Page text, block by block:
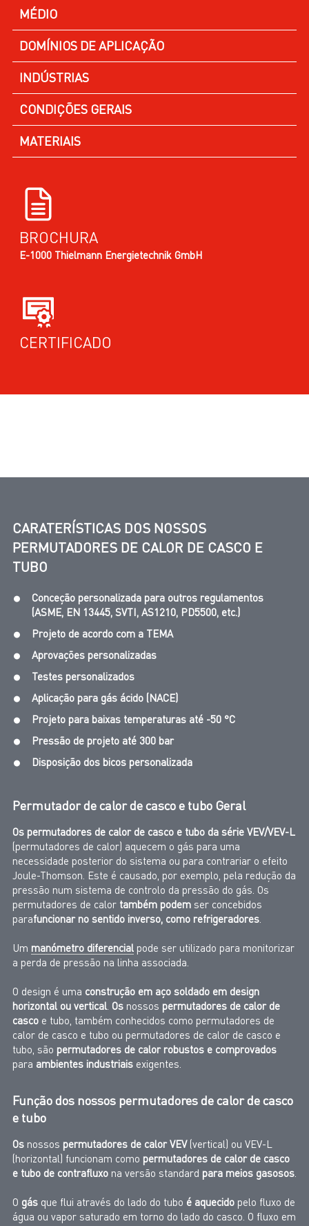
MÉDIO
DOMÍNIOS DE APLICAÇÃO
INDÚSTRIAS
CONDIÇÕES GERAIS
MATERIAIS
BROCHURA
E-1000 Thielmann Energietechnik GmbH
CERTIFICADO
CARATERÍSTICAS DOS NOSSOS
PERMUTADORES DE CALOR DE CASCO E
TUBO
Conceção personalizada para outros regulamentos
(ASME, EN 13445, SVTI, AS1210, PD5500, etc.)
Projeto de acordo com a TEMA
Aprovações personalizadas
Testes personalizados
Aplicação para gás ácido (NACE)
Projeto para baixas temperaturas até -50 °C
Pressão de projeto até 300 bar
Disposição dos bicos personalizada
Permutador de calor de casco e tubo Geral
Os permutadores de calor de casco e tubo da série VEV/VEV-L
(permutadores de calor) aquecem o gás para uma
necessidade posterior do sistema ou para contrariar o efeito
Joule-Thomson. Este é causado, por exemplo, pela redução da
pressão num sistema de controlo da pressão do gás. Os
permutadores de calor também podem ser concebidos
parafuncionar no sentido inverso, como refrigeradores
Um manómetro diferencial pode ser utilizado para monitorizar
a perda de pressão na linha associada.
O design é uma construção em aço soldado em design
horizontal ou vertical Os nossos permutadores de calor de
casco e tubo, também conhecidos como permutadores de
calor de casco e tubo ou permutadores de calor de casco e
tubo, são permutadores de calor robustos e comprovados
para ambientes industriais exigentes
Função dos nossos permutadores de calor de casco
e tubo
Os nossos permutadores de calor VEV(vertical) ou VEV-L
(horizontal) funcionam como permutadores de calor de casco
e tubo de contrafluxo na versão standard para meios gasosos
O gás que flui através do lado do tubo é aquecido pelo fluxo de
água ou vapor saturado em torno do lado do casco. O fluxo em